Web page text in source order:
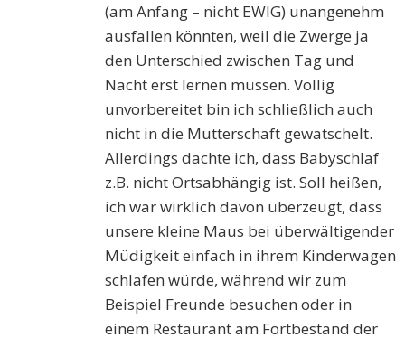
(am Anfang – nicht EWIG) unangenehm
ausfallen könnten, weil die Zwerge ja
den Unterschied zwischen Tag und
Nacht erst lernen müssen. Völlig
unvorbereitet bin ich schließlich auch
nicht in die Mutterschaft gewatschelt.
Allerdings dachte ich, dass Babyschlaf
z.B. nicht Ortsabhängig ist. Soll heißen,
ich war wirklich davon überzeugt, dass
unsere kleine Maus bei überwältigender
Müdigkeit einfach in ihrem Kinderwagen
schlafen würde, während wir zum
Beispiel Freunde besuchen oder in
einem Restaurant am Fortbestand der